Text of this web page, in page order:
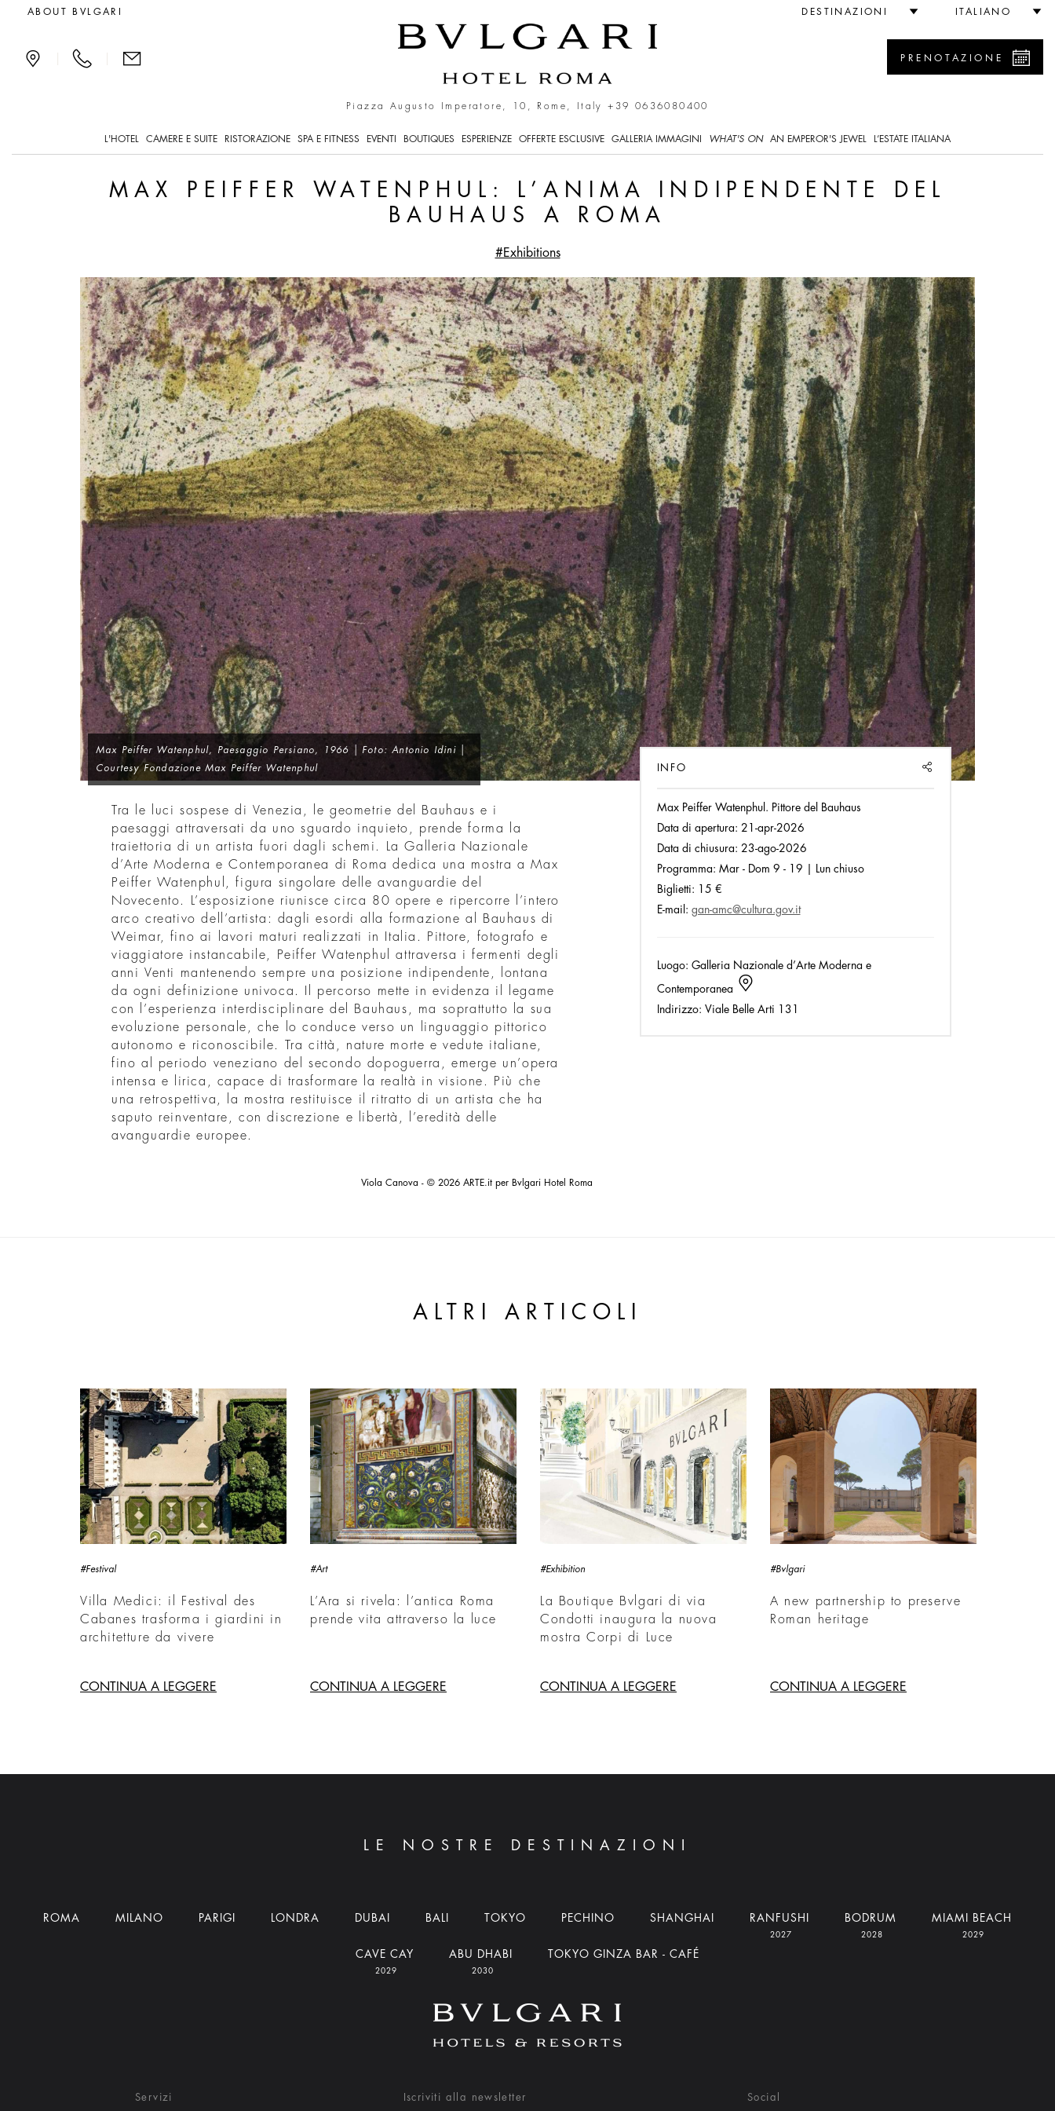
Exclusive offers and news in Rome
ABOUT BVLGARI DESTINAZIONI ITALIANO
Piazza Augusto Imperatore, 10, Rome, Italy+39 0636080400
PRENOTAZIONE
L'HOTEL CAMERE E SUITE RISTORAZIONE SPA E FITNESS EVENTI BOUTIQUES ESPERIENZE OFFERTE ESCLUSIVE GALLERIA IMMAGINI WHAT'S ON AN EMPEROR'S JEWEL L’ESTATE ITALIANA
MAX PEIFFER WATENPHUL: L’ANIMA INDIPENDENTE DEL
BAUHAUS A ROMA
#Exhibitions
Max Peiffer Watenphul, Paesaggio Persiano , 1966 | Foto: Antonio Idini |
Courtesy Fondazione Max Peiffer Watenphul
INFO SHARE
Max Peiffer Watenphul. Pittore del Bauhaus
Data di apertura: 21-apr-2026
Data di chiusura: 23-ago-2026
Programma: Mar - Dom 9 - 19 | Lun chiuso
Biglietti: 15 €
E-mail: gan-amc@cultura.gov.it
Luogo: Galleria Nazionale d’Arte Moderna e
Contemporanea
Indirizzo: Viale Belle Arti 131
Tra le luci sospese di Venezia, le geometrie del Bauhaus e i
paesaggi attraversati da uno sguardo inquieto, prende forma la
traiettoria di un artista fuori dagli schemi. La Galleria Nazionale
d’Arte Moderna e Contemporanea di Roma dedica una mostra a Max
Peiffer Watenphul, figura singolare delle avanguardie del
Novecento. L’esposizione riunisce circa 80 opere e ripercorre l’intero
arco creativo dell’artista: dagli esordi alla formazione al Bauhaus di
Weimar, fino ai lavori maturi realizzati in Italia. Pittore, fotografo e
viaggiatore instancabile, Peiffer Watenphul attraversa i fermenti degli
anni Venti mantenendo sempre una posizione indipendente, lontana
da ogni definizione univoca. Il percorso mette in evidenza il legame
con l’esperienza interdisciplinare del Bauhaus, ma soprattutto la sua
evoluzione personale, che lo conduce verso un linguaggio pittorico
autonomo e riconoscibile. Tra città, nature morte e vedute italiane,
fino al periodo veneziano del secondo dopoguerra, emerge un’opera
intensa e lirica, capace di trasformare la realtà in visione. Più che
una retrospettiva, la mostra restituisce il ritratto di un artista che ha
saputo reinventare, con discrezione e libertà, l’eredità delle
avanguardie europee.
Viola Canova - © 2026 ARTE.it per Bvlgari Hotel Roma
ALTRI ARTICOLI
#Festival
Villa Medici: il Festival des
Cabanes trasforma i giardini in
architetture da vivere
CONTINUA A LEGGERE
#Art
L’Ara si rivela: l’antica Roma
prende vita attraverso la luce
CONTINUA A LEGGERE
#Exhibition
La Boutique Bvlgari di via
Condotti inaugura la nuova
mostra Corpi di Luce
CONTINUA A LEGGERE
#Bvlgari
A new partnership to preserve
Roman heritage
CONTINUA A LEGGERE
LE NOSTRE DESTINAZIONI
ROMA MILANO PARIGI LONDRA DUBAI BALI TOKYO PECHINO SHANGHAI RANFUSHI
2027
BODRUM
2028
MIAMI BEACH
2029
CAVE CAY
2029
ABU DHABI
2030
TOKYO GINZA BAR - CAFÉ
Servizi Iscriviti alla newsletter Social